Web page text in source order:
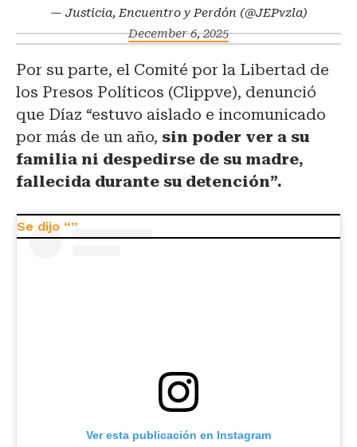
— Justicia, Encuentro y Perdón (@JEPvzla)
December 6, 2025
Por su parte, el Comité por la Libertad de
los Presos Políticos (Clippve), denunció
que Díaz “estuvo aislado e incomunicado
por más de un año, sin poder ver a su
familia ni despedirse de su madre,
fallecida durante su detención”.
Ver esta publicación en Instagram